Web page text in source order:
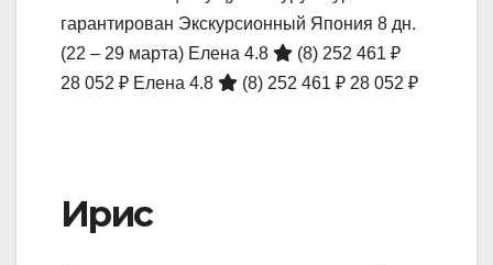
гарантирован Экскурсионный Япония 8 дн.
(22 – 29 марта) Елена 4.8 (8) 252 461 ₽
28 052 ₽ Елена 4.8 (8) 252 461 ₽ 28 052 ₽
Ирис